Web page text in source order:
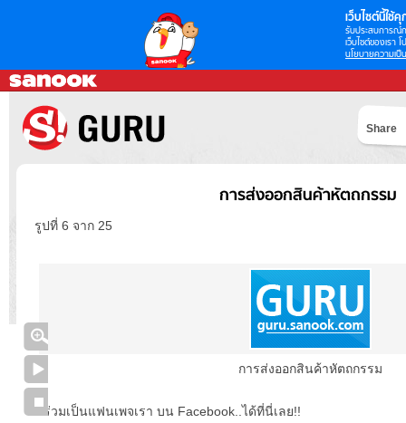
เว็บไซต์นี้ใช้คุ
รับประสบการณ์
เว็บไซต์ของเรา
นโยบายความเป็
Share
การส่งออกสินค้าหัตถกรรม
รูปที่ 6 จาก 25
การส่งออกสินค้าหัตถกรรม
ร่วมเป็นแฟนเพจเรา บน Facebook..ได้ที่นี่เลย!!